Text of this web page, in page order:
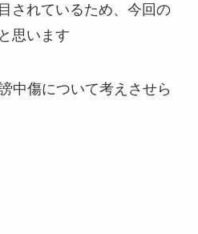
されているため、今回の
思います
中傷について考えさせら